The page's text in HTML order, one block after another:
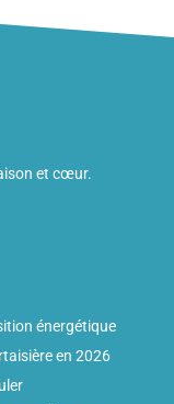
et cœur.
énergétique
en 2026